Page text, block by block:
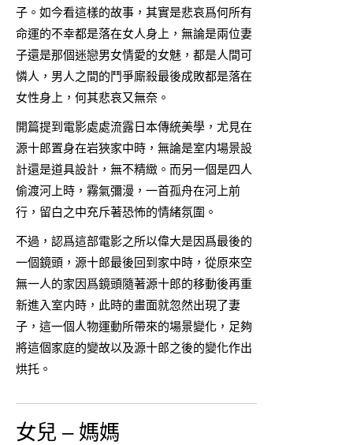
子。如今看這樣的故事，其實是悲哀爲何所有
命運的不幸都是落在女人身上，無論是兩位妻
子還是那個迷戀男女情愛的女魅，都是人間可
憐人，男人之間的鬥爭廝殺最後成敗都是落在
女性身上，何其悲哀又無奈。
開篇提到電影處處流露日本傳統美學，尤見在
源十郎置身在岩狹家中時，無論是室内場景設
計還是道具設計，無不精緻。而另一個是四人
偷渡河上時，霧氣彌漫，一首孤舟在河上前
行，留白之中充斥著恐怖的情緒氛圍。
不過，認爲這部電影之所以偉大是因爲最後的
一個鏡頭，源十郎最後回到家中時，從原來空
無一人的家因爲鏡頭隨著源十郎的移動後再重
新進入室内時，此時的畫面就忽然出現了妻
子，這一個人物運動所帶來的場景變化，足夠
將這個家庭的變故以及源十郎之後的變化作出
烘托。
女兒 – 媽媽